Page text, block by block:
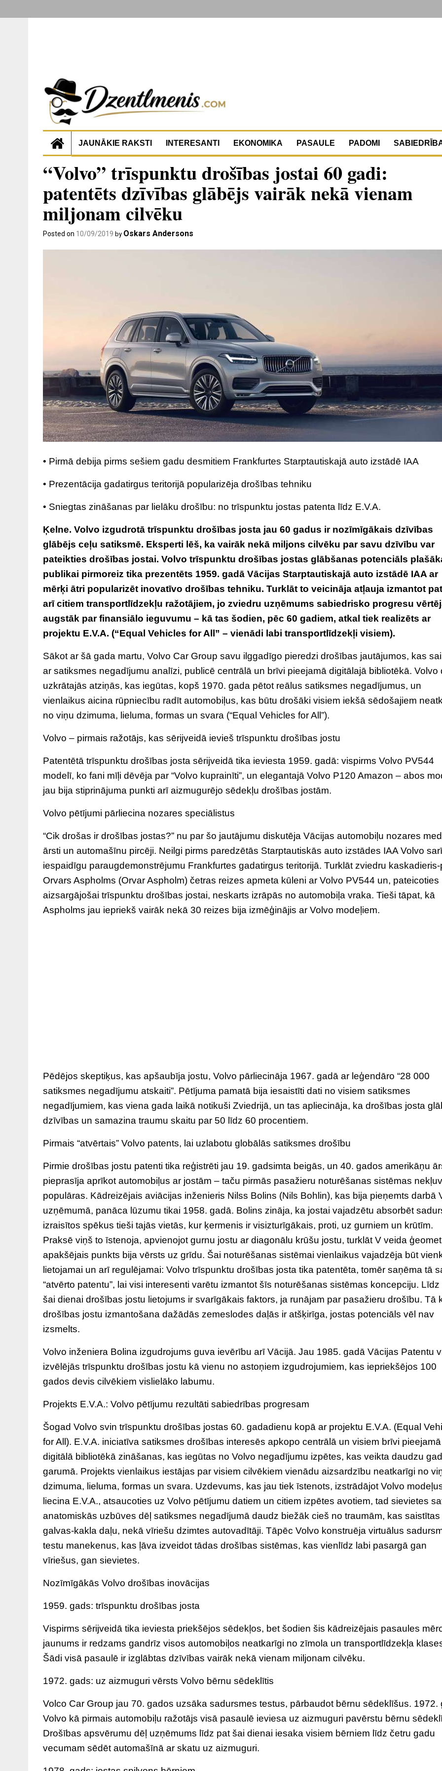
JAUNĀKIE RAKSTI INTERESANTI EKONOMIKA PASAULE PADOMI
“Volvo” trīspunktu drošības jostai 60 gadi:
patentēts dzīvības glābējs vairāk nekā vienam
miljonam cilvēku
Posted on 10/09/2019 by Oskars Andersons
• Pirmā debija pirms sešiem gadu desmitiem Frankfurtes Starptautiskajā auto izstādē IAA
• Prezentācija gadatirgus teritorijā popularizēja drošības tehniku
• Sniegtas zināšanas par lielāku drošību: no trīspunktu jostas patenta līdz E.V.A.
Ķelne. Volvo izgudrotā trīspunktu drošības josta jau 60 gadus ir nozīmīgākais dzīvības
glābējs ceļu satiksmē. Eksperti lēš, ka vairāk nekā miljons cilvēku par savu dzīvību var
pateikties drošības jostai. Volvo trīspunktu drošības jostas glābšanas potenciāls
publikai pirmoreiz tika prezentēts 1959. gadā Vācijas Starptautiskajā auto izstādē IAA ar
mērķi ātri popularizēt inovatīvo drošības tehniku. Turklāt to veicināja atļauja izmantot
arī citiem transportlīdzekļu ražotājiem, jo zviedru uzņēmums sabiedrisko progresu
augstāk par finansiālo ieguvumu – kā tas šodien, pēc 60 gadiem, atkal tiek realizēts ar
projektu E.V.A. (“Equal Vehicles for All” – vienādi labi transportlīdzekļi visiem).
Sākot ar šā gada martu, Volvo Car Group savu ilggadīgo pieredzi drošības jautājumos, kas
ar satiksmes negadījumu analīzi, publicē centrālā un brīvi pieejamā digitālajā bibliotēkā. Volvo
uzkrātajās atziņās, kas iegūtas, kopš 1970. gada pētot reālus satiksmes negadījumus, un
vienlaikus aicina rūpniecību radīt automobiļus, kas būtu drošāki visiem iekšā sēdošajiem
no viņu dzimuma, lieluma, formas un svara (“Equal Vehicles for All”).
Volvo – pirmais ražotājs, kas sērijveidā ievieš trīspunktu drošības jostu
Patentētā trīspunktu drošības josta sērijveidā tika ieviesta 1959. gadā: vispirms Volvo PV544
modelī, ko fani mīļi dēvēja par “Volvo kuprainīti”, un elegantajā Volvo P120 Amazon – abos
jau bija stiprinājuma punkti arī aizmugurējo sēdekļu drošības jostām.
Volvo pētījumi pārliecina nozares speciālistus
“Cik drošas ir drošības jostas?” nu par šo jautājumu diskutēja Vācijas automobiļu nozares
ārsti un automašīnu pircēji. Neilgi pirms paredzētās Starptautiskās auto izstādes IAA Volvo
iespaidīgu paraugdemonstrējumu Frankfurtes gadatirgus teritorijā. Turklāt zviedru
Orvars Aspholms (Orvar Aspholm) četras reizes apmeta kūleni ar Volvo PV544 un, pateicoties
aizsargājošai trīspunktu drošības jostai, neskarts izrāpās no automobiļa vraka. Tieši tāpat, kā
Aspholms jau iepriekš vairāk nekā 30 reizes bija izmēģinājis ar Volvo modeļiem.
Pēdējos skeptiķus, kas apšaubīja jostu, Volvo pārliecināja 1967. gadā ar leģendāro “28 000
satiksmes negadījumu atskaiti”. Pētījuma pamatā bija iesaistīti dati no visiem satiksmes
negadījumiem, kas viena gada laikā notikuši Zviedrijā, un tas apliecināja, ka drošības josta
dzīvības un samazina traumu skaitu par 50 līdz 60 procentiem.
Pirmais “atvērtais” Volvo patents, lai uzlabotu globālās satiksmes drošību
Pirmie drošības jostu patenti tika reģistrēti jau 19. gadsimta beigās, un 40. gados amerikāņu
pieprasīja aprīkot automobiļus ar jostām – taču pirmās pasažieru noturēšanas sistēmas
populāras. Kādreizējais aviācijas inženieris Nilss Bolins (Nils Bohlin), kas bija pieņemts darbā
uzņēmumā, panāca lūzumu tikai 1958. gadā. Bolins zināja, ka jostai vajadzētu absorbēt
izraisītos spēkus tieši tajās vietās, kur ķermenis ir visizturīgākais, proti, uz gurniem un krūtīm.
Praksē viņš to īstenoja, apvienojot gurnu jostu ar diagonālu krūšu jostu, turklāt V veida
apakšējais punkts bija vērsts uz grīdu. Šai noturēšanas sistēmai vienlaikus vajadzēja būt
lietojamai un arī regulējamai: Volvo trīspunktu drošības josta tika patentēta, tomēr saņēma tā
“atvērto patentu”, lai visi interesenti varētu izmantot šīs noturēšanas sistēmas koncepciju. Līdz
šai dienai drošības jostu lietojums ir svarīgākais faktors, ja runājam par pasažieru drošību. Tā
drošības jostu izmantošana dažādās zemeslodes daļās ir atšķirīga, jostas potenciāls vēl nav
izsmelts.
Volvo inženiera Bolina izgudrojums guva ievērību arī Vācijā. Jau 1985. gadā Vācijas Patentu
izvēlējās trīspunktu drošības jostu kā vienu no astoņiem izgudrojumiem, kas iepriekšējos 100
gados devis cilvēkiem vislielāko labumu.
Projekts E.V.A.: Volvo pētījumu rezultāti sabiedrības progresam
Šogad Volvo svin trīspunktu drošības jostas 60. gadadienu kopā ar projektu E.V.A. (Equal
for All). E.V.A. iniciatīva satiksmes drošības interesēs apkopo centrālā un visiem brīvi pieejamā
digitālā bibliotēkā zināšanas, kas iegūtas no Volvo negadījumu izpētes, kas veikta daudzu
garumā. Projekts vienlaikus iestājas par visiem cilvēkiem vienādu aizsardzību neatkarīgi no
dzimuma, lieluma, formas un svara. Uzdevums, kas jau tiek īstenots, izstrādājot Volvo
liecina E.V.A., atsaucoties uz Volvo pētījumu datiem un citiem izpētes avotiem, tad sievietes
anatomiskās uzbūves dēļ satiksmes negadījumā daudz biežāk cieš no traumām, kas saistītas
galvas-kakla daļu, nekā vīriešu dzimtes autovadītāji. Tāpēc Volvo konstruēja virtuālus
testu manekenus, kas ļāva izveidot tādas drošības sistēmas, kas vienlīdz labi pasargā gan
vīriešus, gan sievietes.
Nozīmīgākās Volvo drošības inovācijas
1959. gads: trīspunktu drošības josta
Vispirms sērijveidā tika ieviesta priekšējos sēdekļos, bet šodien šis kādreizējais pasaules
jaunums ir redzams gandrīz visos automobiļos neatkarīgi no zīmola un transportlīdzekļa
Šādi visā pasaulē ir izglābtas dzīvības vairāk nekā vienam miljonam cilvēku.
1972. gads: uz aizmuguri vērsts Volvo bērnu sēdeklītis
Volco Car Group jau 70. gados uzsāka sadursmes testus, pārbaudot bērnu sēdeklīšus. 1972.
Volvo kā pirmais automobiļu ražotājs visā pasaulē ieviesa uz aizmuguri pavērstu bērnu
Drošības apsvērumu dēļ uzņēmums līdz pat šai dienai iesaka visiem bērniem līdz četru gadu
vecumam sēdēt automašīnā ar skatu uz aizmuguri.